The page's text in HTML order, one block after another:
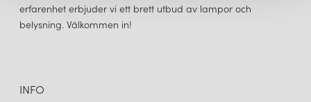
erfarenhet erbjuder vi ett brett utbud av lampor och
belysning. Välkommen in!
INFO